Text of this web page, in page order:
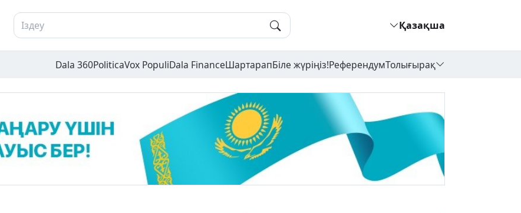
Қазақша
Dala 360PoliticaVox PopuliDala FinanceШартарапБіле жүріңіз!РеферендумТолығырақ